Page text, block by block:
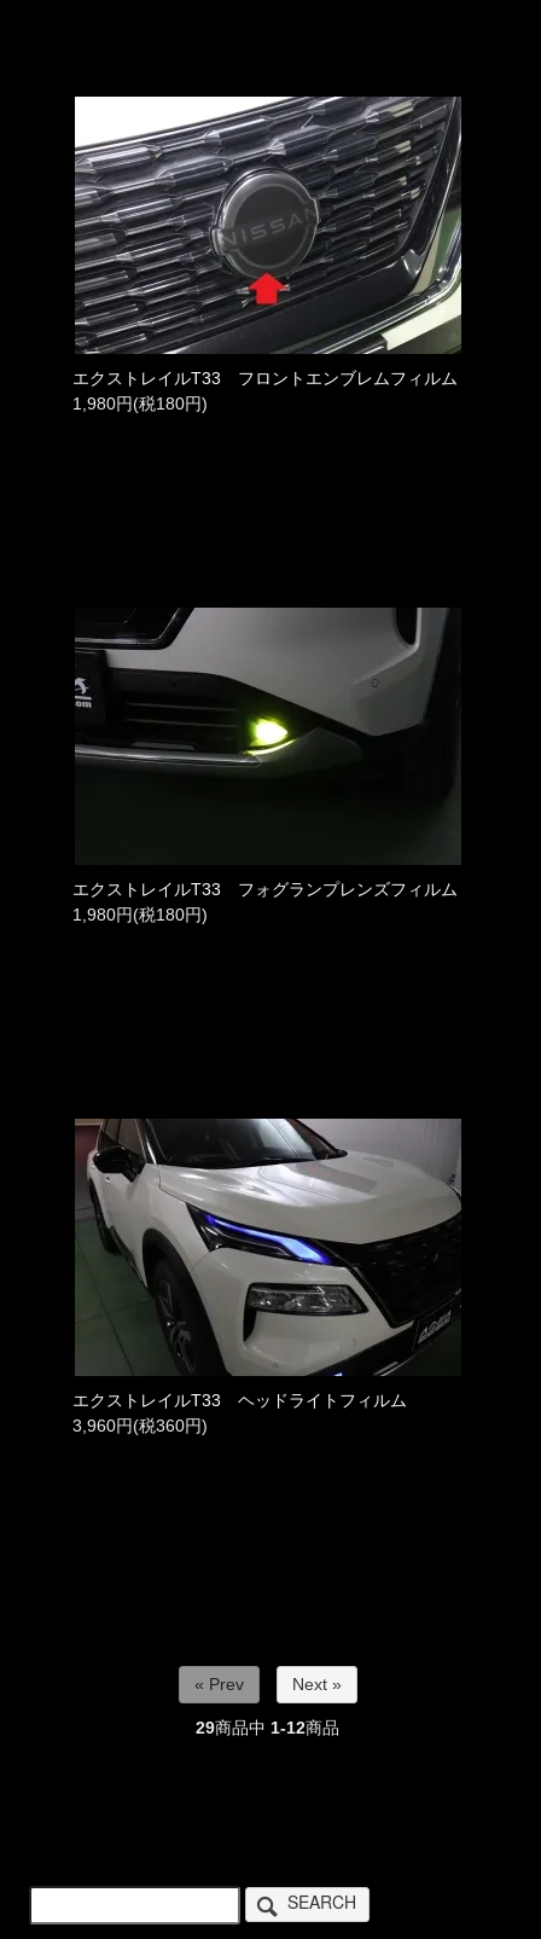
エクストレイルT33 フロントエンブレムフィルム
1,980円(税180円)
エクストレイルT33 フォグランプレンズフィルム
1,980円(税180円)
エクストレイルT33 ヘッドライトフィルム
3,960円(税360円)
« Prev Next »
29商品中 1-12商品
SEARCH